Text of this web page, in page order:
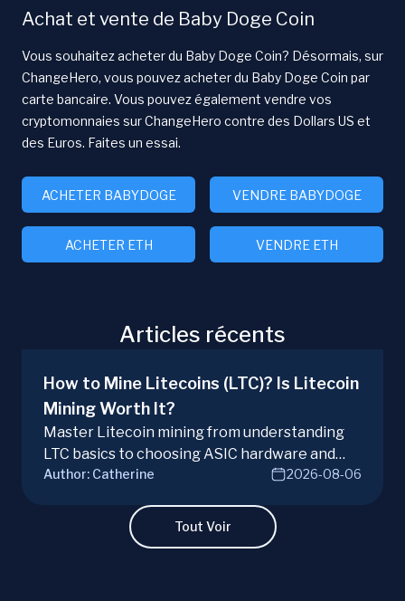
Achat et vente de Baby Doge Coin
Vous souhaitez acheter du Baby Doge Coin? Désormais, sur
ChangeHero, vous pouvez acheter du Baby Doge Coin par
carte bancaire. Vous pouvez également vendre vos
cryptomonnaies sur ChangeHero contre des Dollars US et
des Euros. Faites un essai.
ACHETER BABYDOGE VENDRE BABYDOGE
ACHETER ETH VENDRE ETH
Articles récents
How to Mine Litecoins (LTC)? Is Litecoin
Mining Worth It?
Master Litecoin mining from understanding
LTC basics to choosing ASIC hardware and
joining mining pools. Optimize your Litecoin
Author: Catherine 2026-08-06
Tout Voir